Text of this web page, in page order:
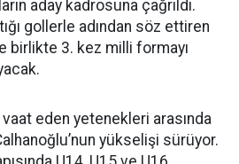
aday kadrosuna çağrıldı.
gollerle adından söz ettiren
birlikte 3. kez milli formayı
eden yetenekleri arasında
yükselişi sürüyor.